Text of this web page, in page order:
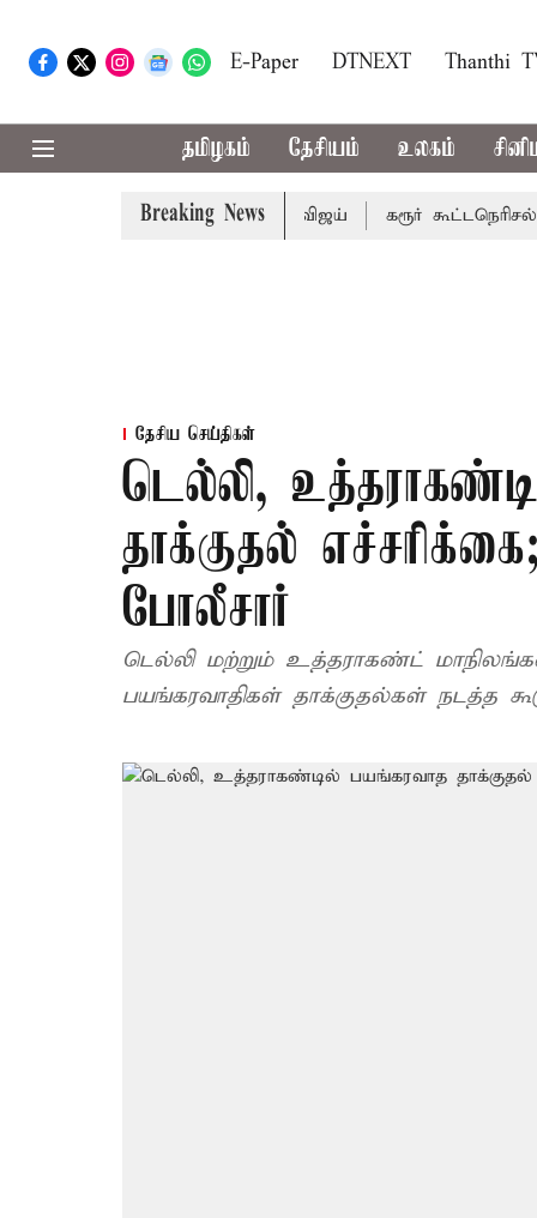
E-Paper DTNEXT Thanthi
தமிழகம் தேசியம் உலகம்
Breaking News
பாதிக்கும்: முதல்-அமைச்சர் விஜய் கரூர் கூட்டநெரிசல்:
தேசிய செய்திகள்
டெல்லி,
தாக்குதல்
போலீசார்
டெல்லி மற்றும் உத்தராகண்ட்
பயங்கரவாதிகள் தாக்குதல்கள் நடத்த